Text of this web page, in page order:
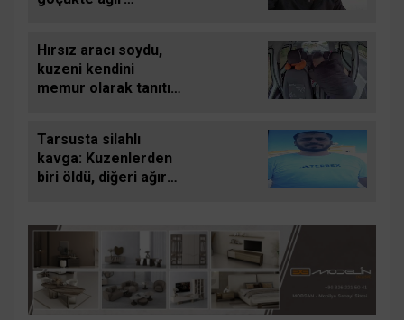
Hırsız aracı soydu,
kuzeni kendini
memur olarak tanıtıp
dedi
Tarsusta silahlı
kavga: Kuzenlerden
biri öldü, diğeri ağır